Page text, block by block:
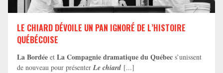
LE CHIARD DÉVOILE UN PAN IGNORÉ DE L’HISTOIRE
QUÉBÉCOISE
La Bordée et La Compagnie dramatique du Québec s’unissent
de nouveau pour présenter Le chiard [...]